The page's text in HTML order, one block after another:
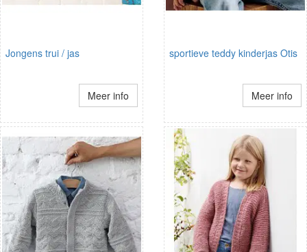
Jongens trui / jas
Meer info
sportieve teddy kinderjas Otis
Meer info